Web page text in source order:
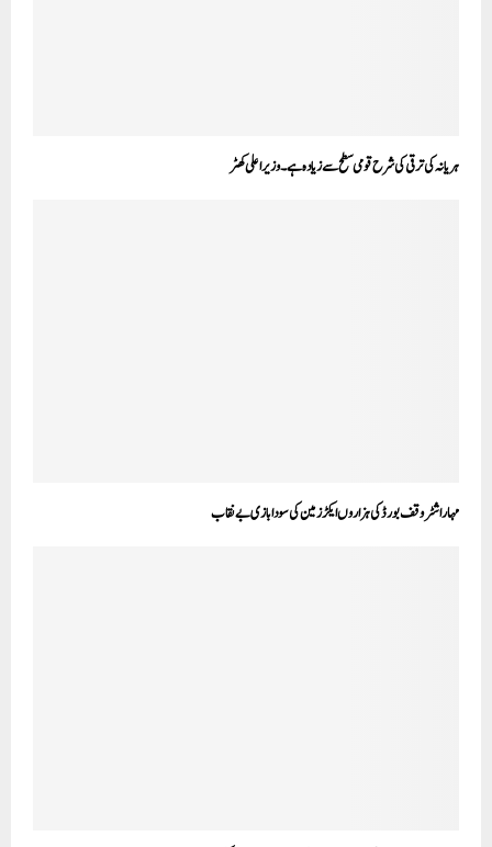
ہریانہ کی ترقی کی شرح قومی سطح سے زیادہ ہے۔ وزیراعلی کھٹر
مہاراشٹر وقف بورڈ کی ہزاروں ایکڑ زمین کی سودا بازی بے نقاب